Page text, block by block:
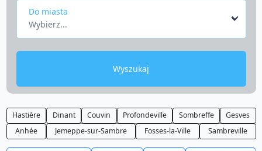
Do miasta
Wybierz...
Wyszukaj
Hastière Dinant Couvin Profondeville Sombreffe
Gesves
Anhée
Jemeppe-sur-Sambre Fosses-la-Ville Sambreville